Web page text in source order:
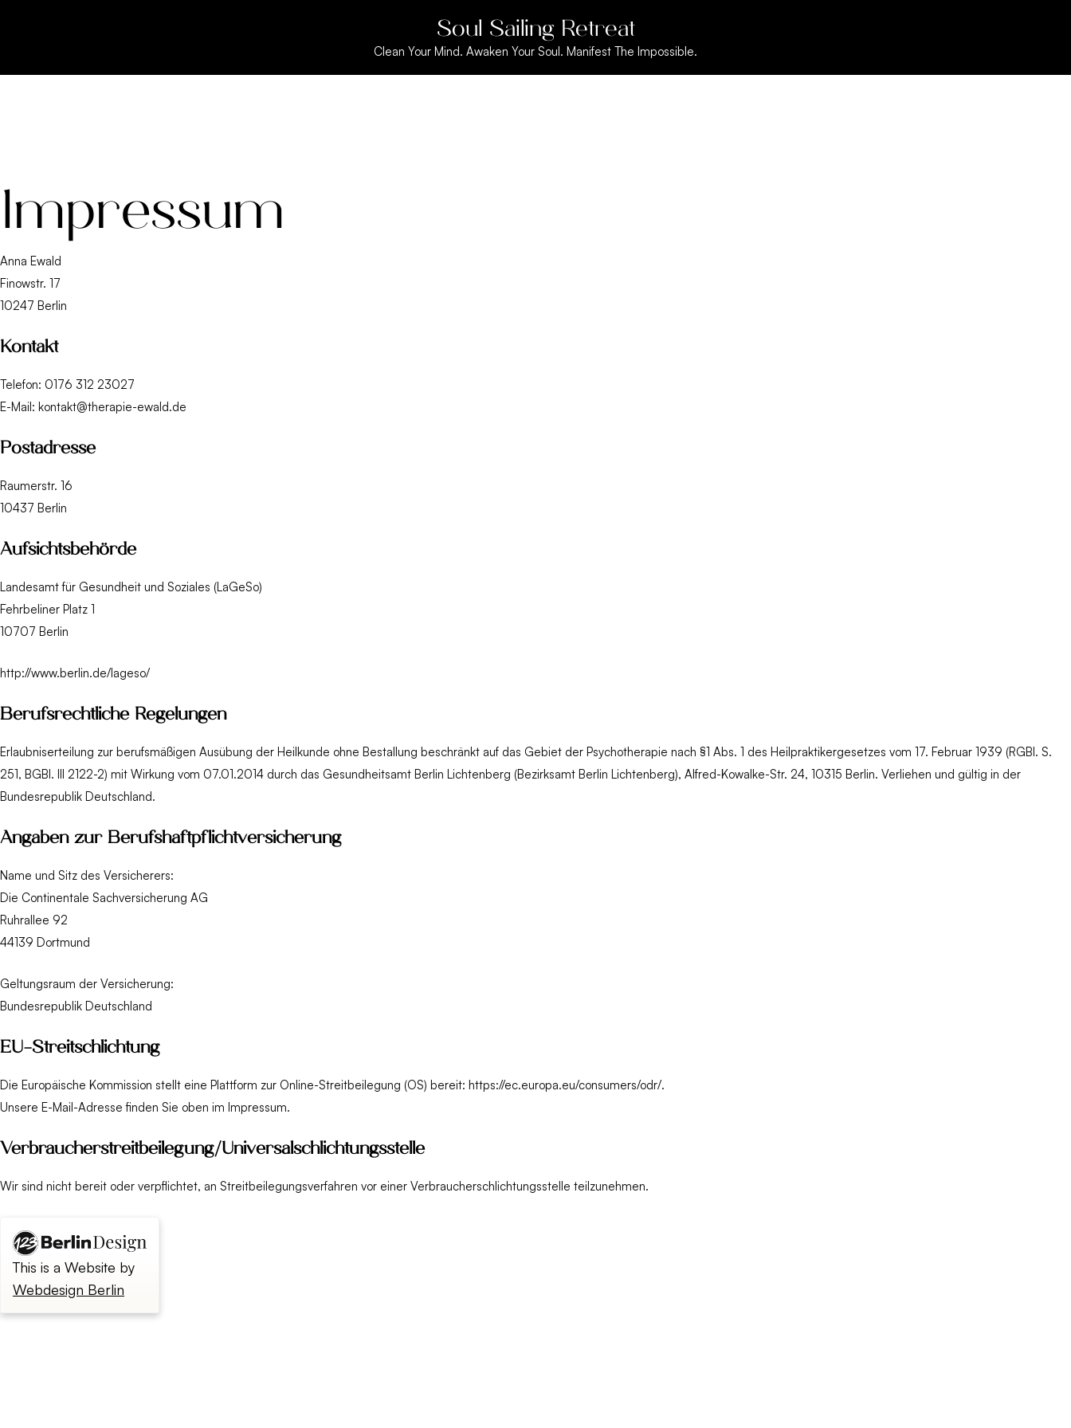
Soul Sailing Retreat
Clean Your Mind. Awaken Your Soul. Manifest The Impossible.
Impressum
Anna Ewald
Finowstr. 17
10247 Berlin
Kontakt
Telefon: 0176 312 23027
E-Mail: kontakt@therapie-ewald.de
Postadresse
Raumerstr. 16
10437 Berlin
Aufsichtsbehörde
Landesamt für Gesundheit und Soziales (LaGeSo)
Fehrbeliner Platz 1
10707 Berlin
http://www.berlin.de/lageso/
Berufsrechtliche Regelungen
Erlaubniserteilung zur berufsmäßigen Ausübung der Heilkunde ohne Bestallung beschränkt auf das Gebiet der Psychotherapie nach §1 Abs. 1 des Heilpraktikergesetzes vom 17. Februar 1939 (RGBl. S.
251, BGBl. III 2122-2) mit Wirkung vom 07.01.2014 durch das Gesundheitsamt Berlin Lichtenberg (Bezirksamt Berlin Lichtenberg), Alfred-Kowalke-Str. 24, 10315 Berlin. Verliehen und gültig in der
Bundesrepublik Deutschland.
Angaben zur Berufs­haftpflicht­versicherung
Name und Sitz des Versicherers:
Die Continentale Sachversicherung AG
Ruhrallee 92
44139 Dortmund
Geltungsraum der Versicherung:
Bundesrepublik Deutschland
EU-Streitschlichtung
Die Europäische Kommission stellt eine Plattform zur Online-Streitbeilegung (OS) bereit: https://ec.europa.eu/consumers/odr/.
Unsere E-Mail-Adresse finden Sie oben im Impressum.
Verbraucher­streit­beilegung/Universal­schlichtungs­stelle
Wir sind nicht bereit oder verpflichtet, an Streitbeilegungsverfahren vor einer Verbraucherschlichtungsstelle teilzunehmen.
This is a Website by
Webdesign Berlin